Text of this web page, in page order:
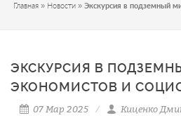
Главная» Новости» Экскурсия в подземный
ЭКСКУРСИЯ В
ЭКОНОМИСТОВ И
07 Мар 2025
Киценко